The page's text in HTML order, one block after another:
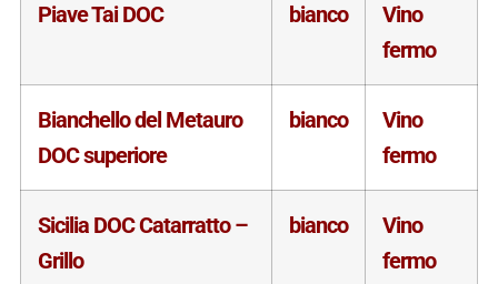
Piave Tai DOC bianco
Vino
fermo
Bianchello del Metauro
DOC superiore
bianco
Vino
fermo
Sicilia DOC Catarratto –
Grillo
bianco
Vino
fermo